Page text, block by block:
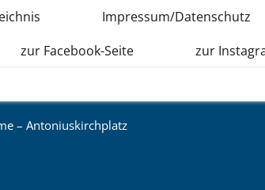
Impressum/Datenschutz
zur Facebook-Seite zur
– Antoniuskirchplatz